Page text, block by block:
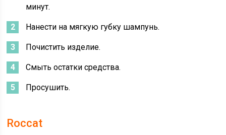
минут.
Нанести на мягкую губку шампунь.
Почистить изделие.
Смыть остатки средства.
Просушить.
Roccat